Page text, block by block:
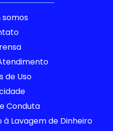
somos
de Uso
Conduta
Lavagem de Dinheiro